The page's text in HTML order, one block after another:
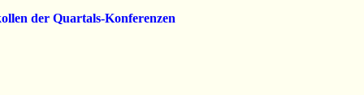
der Quartals-Konferenzen